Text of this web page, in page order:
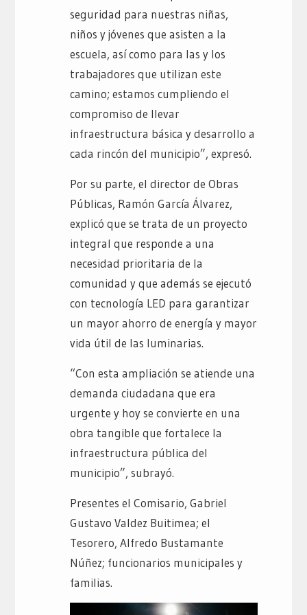
seguridad para nuestras niñas,
niños y jóvenes que asisten a la
escuela, así como para las y los
trabajadores que utilizan este
camino; estamos cumpliendo el
compromiso de llevar
infraestructura básica y desarrollo a
cada rincón del municipio”, expresó.
Por su parte, el director de Obras
Públicas, Ramón García Álvarez,
explicó que se trata de un proyecto
integral que responde a una
necesidad prioritaria de la
comunidad y que además se ejecutó
con tecnología LED para garantizar
un mayor ahorro de energía y mayor
vida útil de las luminarias.
“Con esta ampliación se atiende una
demanda ciudadana que era
urgente y hoy se convierte en una
obra tangible que fortalece la
infraestructura pública del
municipio”, subrayó.
Presentes el Comisario, Gabriel
Gustavo Valdez Buitimea; el
Tesorero, Alfredo Bustamante
Núñez; funcionarios municipales y
familias.